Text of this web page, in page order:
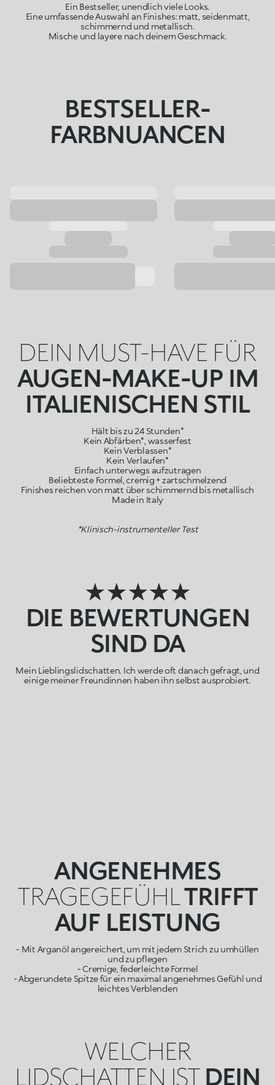
Ein Bestseller, unendlich viele Looks.
Eine umfassende Auswahl an Finishes: matt, seidenmatt,
schimmernd und metallisch.
Mische und layere nach deinem Geschmack.
BESTSELLER-
FARBNUANCEN
DEIN MUST-HAVE FÜR
AUGEN-MAKE-UP IM
ITALIENISCHEN STIL
Hält bis zu 24 Stunden*
Kein Abfärben*, wasserfest
Kein Verblassen*
Kein Verlaufen*
Einfach unterwegs aufzutragen
Beliebteste Formel, cremig + zartschmelzend
Finishes reichen von matt über schimmernd bis metallisch
Made in Italy
*Klinisch-instrumenteller Test
★★★★★
DIE BEWERTUNGEN
SIND DA
Mein Lieblingslidschatten. Ich werde oft danach gefragt, und
einige meiner Freundinnen haben ihn selbst ausprobiert.
ANGENEHMES
TRAGEGEFÜHLTRIFFT
AUF LEISTUNG
- Mit Arganöl angereichert, um mit jedem Strich zu umhüllen
und zu pflegen
- Cremige, federleichte Formel
- Abgerundete Spitze für ein maximal angenehmes Gefühl und
leichtes Verblenden
WELCHER
LIDSCHATTEN IST DEIN